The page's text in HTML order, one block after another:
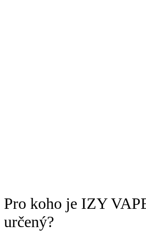
Pro koho je IZY
určený?